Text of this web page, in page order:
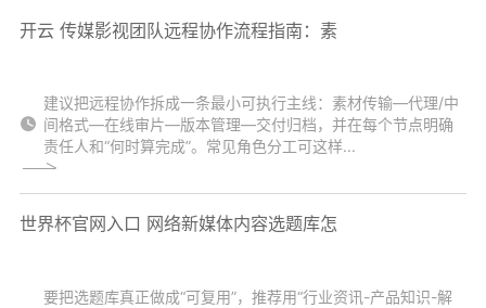
开云 传媒影视团队远程协作流程指南：素
建议把远程协作拆成一条最小可执行主线：素材传输—代理/中
间格式—在线审片—版本管理—交付归档，并在每个节点明确
责任人和“何时算完成”。常见角色分工可这样...
世界杯官网入口 网络新媒体内容选题库怎
要把选题库真正做成“可复用”，推荐用“行业资讯-产品知识-解